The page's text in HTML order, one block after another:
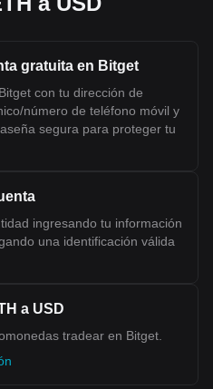
gratuita en Bitget
con tu dirección de
número de teléfono móvil y
segura para proteger tu
ingresando tu información
una identificación válida
a USD
tradear en Bitget.